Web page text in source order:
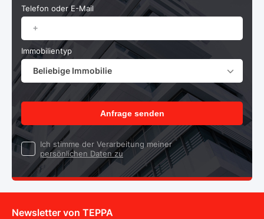
Telefon oder E-Mail
Immobilientyp
Beliebige Immobilie
Anfrage senden
Ich stimme der Verarbeitung meiner
persönlichen Daten zu
Newsletter von TEPPA